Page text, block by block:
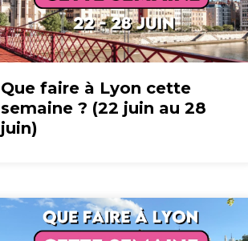
Que faire à Lyon cette
semaine ? (22 juin au 28
juin)